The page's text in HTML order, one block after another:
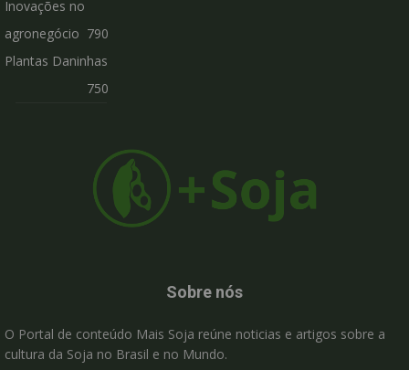
Inovações no
agronegócio 790
Plantas Daninhas
750
Sobre nós
O Portal de conteúdo Mais Soja reúne noticias e artigos sobre a
cultura da Soja no Brasil e no Mundo.